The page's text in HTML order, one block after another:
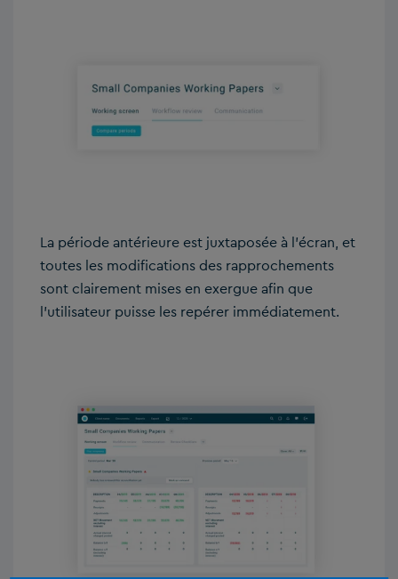
La période antérieure est juxtaposée à l’écran, et
toutes les modifications des rapprochements
sont clairement mises en exergue afin que
l’utilisateur puisse les repérer immédiatement.